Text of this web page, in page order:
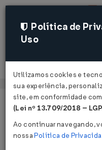
Página Inicial
Ajuste SINIEF
Política de
Uso
Utilizamos cookies e
sua experiência,
site, em conformidade com
(Lei nº 13.709/2018 –
Ao continuar navegando,
nossaPolítica de